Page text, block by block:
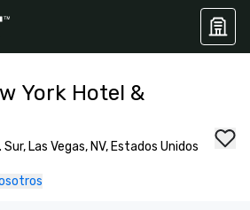
York Hotel &
Las Vegas, NV, Estados Unidos